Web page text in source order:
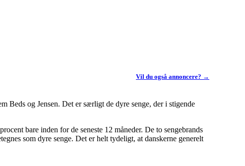
Vil du også annoncere? →
Beds og Jensen. Det er særligt de dyre senge, der i stigende
bare inden for de seneste 12 måneder. De to sengebrands
som dyre senge. Det er helt tydeligt, at danskerne generelt